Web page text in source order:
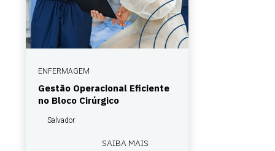
ENFERMAGEM
Gestão Operacional Eficiente
no Bloco Cirúrgico
Salvador
SAIBA MAIS